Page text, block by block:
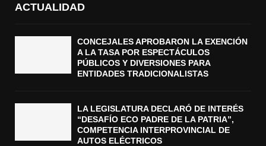
ACTUALIDAD
CONCEJALES APROBARON LA EXENCIÓN
A LA TASA POR ESPECTÁCULOS
PÚBLICOS Y DIVERSIONES PARA
ENTIDADES TRADICIONALISTAS
LA LEGISLATURA DECLARÓ DE INTERÉS
“DESAFÍO ECO PADRE DE LA PATRIA”,
COMPETENCIA INTERPROVINCIAL DE
AUTOS ELÉCTRICOS